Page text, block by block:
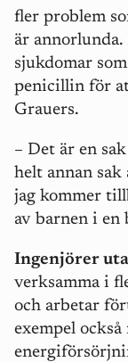
fler problem
är
sjukdomar
penicillin för
Grauers.
– Det är en
helt annan
jag kommer
av barnen i en
Ingenjörer
verksamma i
och arbetar
exempel